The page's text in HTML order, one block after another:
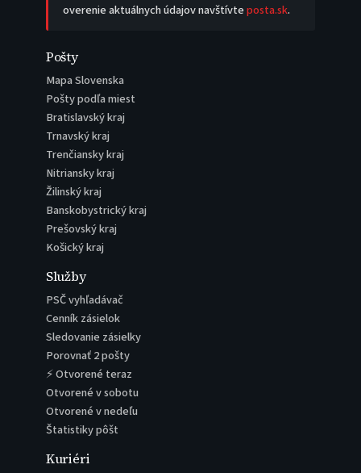
overenie aktuálnych údajov navštívteposta.sk.
Pošty
Mapa Slovenska
Pošty podľa miest
Bratislavský kraj
Trnavský kraj
Trenčiansky kraj
Nitriansky kraj
Žilinský kraj
Banskobystrický kraj
Prešovský kraj
Košický kraj
Služby
PSČ vyhľadávač
Cenník zásielok
Sledovanie zásielky
Porovnať 2 pošty
⚡ Otvorené teraz
Otvorené v sobotu
Otvorené v nedeľu
Štatistiky pôšt
Kuriéri